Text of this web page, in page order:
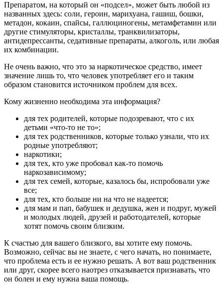
Препаратом, на который он «подсел», может быть любой из
названных здесь: соли, героин, марихуана, гашиш, бошки,
метадон, кокаин, спайсы, галлюциногены, метамфетамин или
другие стимуляторы, кристаллы, транквилизаторы,
антидепрессанты, седативные препараты, алкоголь, или любая
их комбинации.
Не очень важно, что это за наркотическое средство, имеет
значение лишь то, что человек употребляет его и таким
образом становится источником проблем для всех.
Кому жизненно необходима эта информация?
для тех родителей, которые подозревают, что с их
детьми «что-то не то»;
для тех родственников, которые только узнали, что их
родные употребляют;
наркотики;
для тех, кто уже пробовал как-то помочь
наркозависимому;
для тех семей, которые, казалось бы, испробовали уже
все;
для тех, кто больше ни на что не надеется;
для мам и пап, бабушек и дедушка, жен и подруг, мужей
и молодых людей, друзей и работодателей, которые
хотят помочь своим близким.
К счастью для вашего близкого, вы хотите ему помочь.
Возможно, сейчас вы не знаете, с чего начать, но понимаете,
что проблема есть и ее нужно решать. А вот ваш родственник
или друг, скорее всего наотрез отказывается признавать, что
он болен и ему нужна ваша помощь.